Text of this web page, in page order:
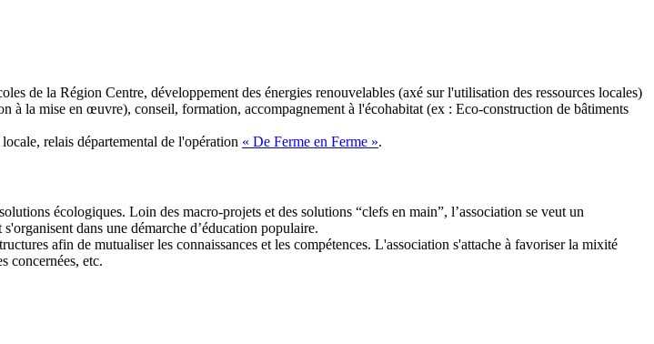
de la Région Centre, développement des énergies renouvelables (axé sur l'utilisation des ressources locales)
à la mise en œuvre), conseil, formation, accompagnement à l'écohabitat (ex : Eco-construction de bâtiments
relais départemental de l'opération « De Ferme en Ferme ».
écologiques. Loin des macro-projets et des solutions “clefs en main”, l’association se veut un
dans une démarche d’éducation populaire.
afin de mutualiser les connaissances et les compétences. L'association s'attache à favoriser la mixité
concernées, etc.